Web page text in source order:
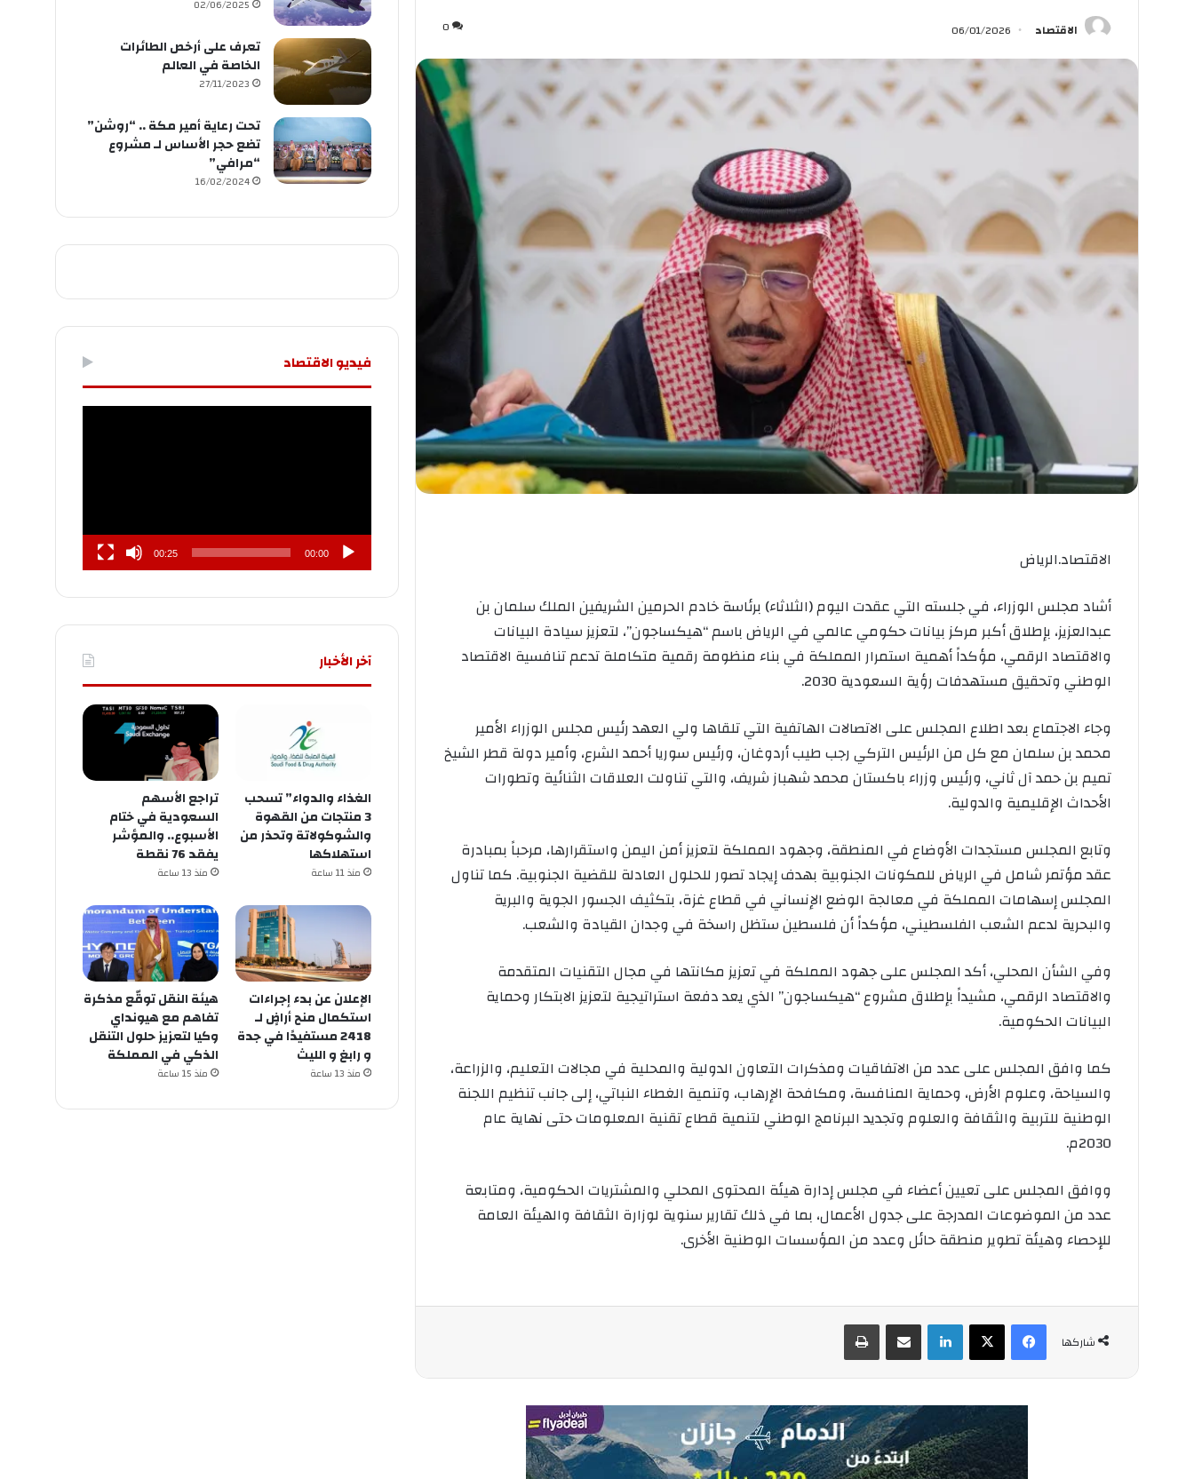
الاقتصاد 06/01/2026
0
الاقتصاد.الرياض
أشاد مجلس الوزراء، في جلسته التي عقدت اليوم (الثلاثاء) برئاسة خادم الحرمين الشريفين الملك سلمان بن
عبدالعزيز، بإطلاق أكبر مركز بيانات حكومي عالمي في الرياض باسم “هيكساجون”، لتعزيز سيادة البيانات
والاقتصاد الرقمي، مؤكداً أهمية استمرار المملكة في بناء منظومة رقمية متكاملة تدعم تنافسية الاقتصاد
الوطني وتحقيق مستهدفات رؤية السعودية 2030.
وجاء الاجتماع بعد اطلاع المجلس على الاتصالات الهاتفية التي تلقاها ولي العهد رئيس مجلس الوزراء الأمير
محمد بن سلمان مع كل من الرئيس التركي رجب طيب أردوغان، ورئيس سوريا أحمد الشرع، وأمير دولة قطر الشيخ
تميم بن حمد آل ثاني، ورئيس وزراء باكستان محمد شهباز شريف، والتي تناولت العلاقات الثنائية وتطورات
الأحداث الإقليمية والدولية.
وتابع المجلس مستجدات الأوضاع في المنطقة، وجهود المملكة لتعزيز أمن اليمن واستقرارها، مرحباً بمبادرة
عقد مؤتمر شامل في الرياض للمكونات الجنوبية بهدف إيجاد تصور للحلول العادلة للقضية الجنوبية. كما تناول
المجلس إسهامات المملكة في معالجة الوضع الإنساني في قطاع غزة، بتكثيف الجسور الجوية والبرية
والبحرية لدعم الشعب الفلسطيني، مؤكداً أن فلسطين ستظل راسخة في وجدان القيادة والشعب.
وفي الشأن المحلي، أكد المجلس على جهود المملكة في تعزيز مكانتها في مجال التقنيات المتقدمة
والاقتصاد الرقمي، مشيداً بإطلاق مشروع “هيكساجون” الذي يعد دفعة استراتيجية لتعزيز الابتكار وحماية
البيانات الحكومية.
كما وافق المجلس على عدد من الاتفاقيات ومذكرات التعاون الدولية والمحلية في مجالات التعليم، والزراعة،
والسياحة، وعلوم الأرض، وحماية المنافسة، ومكافحة الإرهاب، وتنمية الغطاء النباتي، إلى جانب تنظيم اللجنة
الوطنية للتربية والثقافة والعلوم وتجديد البرنامج الوطني لتنمية قطاع تقنية المعلومات حتى نهاية عام
2030م.
ووافق المجلس على تعيين أعضاء في مجلس إدارة هيئة المحتوى المحلي والمشتريات الحكومية، ومتابعة
عدد من الموضوعات المدرجة على جدول الأعمال، بما في ذلك تقارير سنوية لوزارة الثقافة والهيئة العامة
للإحصاء وهيئة تطوير منطقة حائل وعدد من المؤسسات الوطنية الأخرى.
شاركها
فيسبوك لينكدإن
02/06/2025
تعرف على أرخص الطائرات
الخاصة في العالم
27/11/2023
تحت رعاية أمير مكة .. “روشن”
تضع حجر الأساس لـ مشروع
“مرافي”
16/02/2024
فيديو الاقتصاد
00:00
00:25
آخر الأخبار
الغذاء والدواء” تسحب
3 منتجات من القهوة
والشوكولاتة وتحذر من
استهلاكها
منذ 11 ساعة
تراجع الأسهم
السعودية في ختام
الأسبوع.. والمؤشر
يفقد 76 نقطة
منذ 13 ساعة
الإعلان عن ‏بدء إجراءات
استكمال منح أراضٍ لـ
و ⁧‫رابغ‬⁩ و ⁧‫الليث‬⁩
منذ 13 ساعة
هيئة النقل توقّع مذكرة
تفاهم مع هيونداي
وكيا لتعزيز حلول التنقل
الذكي في المملكة
منذ 15 ساعة